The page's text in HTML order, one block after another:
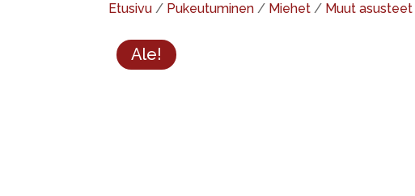
Etusivu / Pukeutuminen / Miehet / Muut asusteet
Ale!